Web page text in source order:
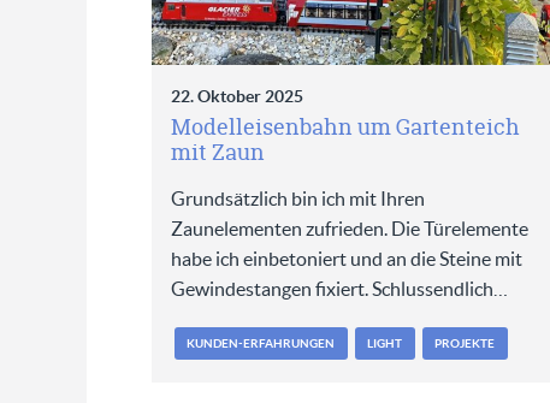
22. Oktober 2025
Modelleisenbahn um Gartenteich
mit Zaun
Grundsätzlich bin ich mit Ihren
Zaunelementen zufrieden. Die Türelemente
habe ich einbetoniert und an die Steine mit
Gewindestangen fixiert. Schlussendlich…
KUNDEN-ERFAHRUNGEN LIGHT PROJEKTE